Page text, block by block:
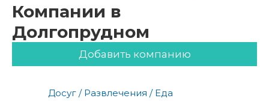
Компании в
Долгопрудном
Добавить компанию
Досуг / Развлечения / Еда